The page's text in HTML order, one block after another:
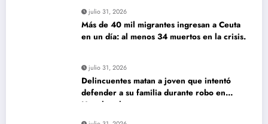
julio 31, 2026
Más de 40 mil migrantes ingresan a Ceuta
en un día: al menos 34 muertos en la crisis.
julio 31, 2026
Delincuentes matan a joven que intentó
defender a su familia durante robo en
Huechuraba